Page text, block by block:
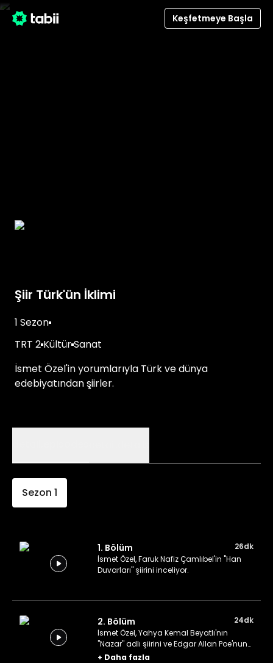
Keşfetmeye Başla
Şiir Türk'ün İklimi
1 Sezon
TRT 2 KültürSanat
İsmet Özel'in yorumlarıyla Türk ve dünya
edebiyatından şiirler.
Sezon 1
1. Bölüm
26dk
İsmet Özel, Faruk Nafiz Çamlıbel'in "Han
Duvarları" şiirini inceliyor.
2. Bölüm
24dk
İsmet Özel, Yahya Kemal Beyatlı'nın
"Nazar" adlı şiirini ve Edgar Allan Poe'nun
"Annabel Lee" adlı şiirini değerlendiriyor.
+ Daha fazla
Şiir Türk'ün İklimi - detail.meta_title